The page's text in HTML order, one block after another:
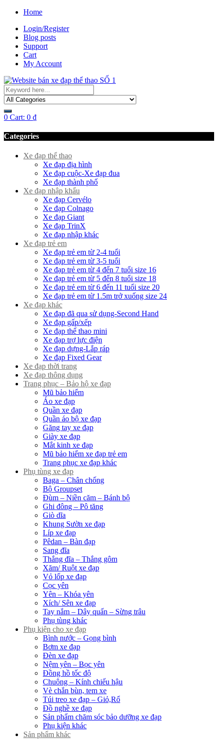
Home
Login/Register
Blog posts
Support
Cart
My Account
0 Cart: 0 ₫
Categories
Xe đạp thể thao
Xe đạp địa hình
Xe đạp cuộc-Xe đạp đua
Xe đạp thành phố
Xe đạp nhập khẩu
Xe đạp Cervélo
Xe đạp Colnago
Xe đạp Giant
Xe đạp TrinX
Xe đạp nhập khác
Xe đạp trẻ em
Xe đạp trẻ em từ 2-4 tuổi
Xe đạp trẻ em từ 3-5 tuổi
Xe đạp trẻ em từ 4 đến 7 tuổi size 16
Xe đạp trẻ em từ 5 đến 8 tuổi size 18
Xe đạp trẻ em từ 6 đến 11 tuổi size 20
Xe đạp trẻ em từ 1.5m trở xuống size 24
Xe đạp khác
Xe đạp đã qua sử dụng-Second Hand
Xe đạp gấp/xếp
Xe đạp thể thao mini
Xe đạp trợ lực điện
Xe đạp dựng-Lắp ráp
Xe đạp Fixed Gear
Xe đạp thời trang
Xe đạp thông dụng
Trang phục – Bảo hộ xe đạp
Mũ bảo hiểm
Áo xe đạp
Quần xe đạp
Quần áo bộ xe đạp
Găng tay xe đạp
Giày xe đạp
Mắt kinh xe đạp
Mũ bảo hiểm xe đạp trẻ em
Trang phục xe đạp khác
Phụ tùng xe đạp
Baga – Chân chống
Bộ Groupset
Đùm – Niền căm – Bánh bộ
Ghi đông – Pô tăng
Giò dĩa
Khung Sườn xe đạp
Líp xe đạp
Pêdan – Bàn đạp
Sang đĩa
Thắng đĩa – Thắng gôm
Xăm/ Ruột xe đạp
Vỏ lốp xe đạp
Cọc yên
Yên – Khóa yên
Xích/ Sên xe đạp
Tay nắm – Dây quấn – Sừng trâu
Phụ tùng khác
Phụ kiện cho xe đạp
Bình nước – Gọng bình
Bơm xe đạp
Đèn xe đạp
Nệm yên – Bọc yên
Đồng hồ tốc độ
Chuông – Kính chiếu hậu
Vè chắn bùn, tem xe
Túi treo xe đạp – Giỏ,Rổ
Đồ nghề xe đạp
Sản phẩm chăm sóc bảo dưỡng xe đạp
Phụ kiện khác
Sản phẩm khác